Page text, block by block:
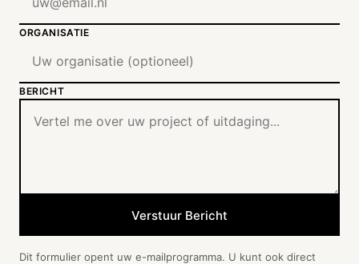
ORGANISATIE
BERICHT
Verstuur Bericht
Dit formulier opent uw e-mailprogramma. U kunt ook direct